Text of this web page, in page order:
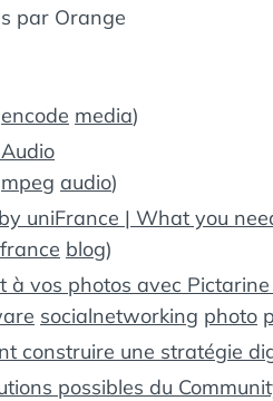
par Orange
encode media)
mpeg audio)
uniFrance | What you
blog)
à vos photos avec
socialnetworking photo
construire une stratégie
possibles du